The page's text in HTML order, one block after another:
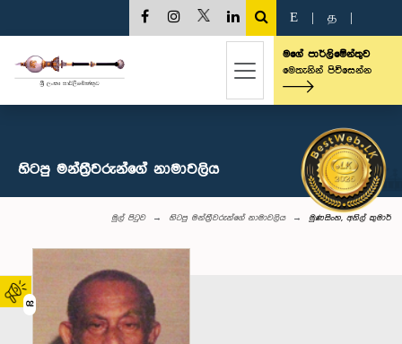
02
E த
මගේ පාර්ලිමේන්තුව
මෙතැනින් පිවිසෙන්න
හිටපු මන්ත්‍රීවරුන්ගේ නාමාවලිය
මුල් පිටුව හිටපු මන්ත්‍රීවරුන්ගේ නාමාවලිය මුණසිංහ, අනිල් කුමාර්